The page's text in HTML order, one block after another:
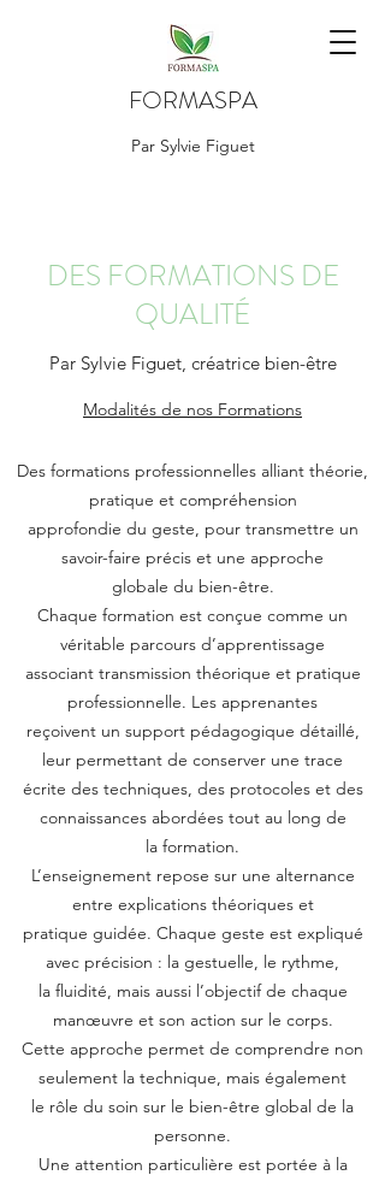
FORMASPA
Par Sylvie Figuet
DES FORMATIONS DE
QUALITÉ
Par Sylvie Figuet, créatrice bien-être
Modalités de nos Formations
Des formations professionnelles alliant théorie,
pratique et compréhension
approfondie du geste, pour transmettre un
savoir-faire précis et une approche
globale du bien-être.
Chaque formation est conçue comme un
véritable parcours d’apprentissage
associant transmission théorique et pratique
professionnelle. Les apprenantes
reçoivent un support pédagogique détaillé,
leur permettant de conserver une trace
écrite des techniques, des protocoles et des
connaissances abordées tout au long de
la formation.
L’enseignement repose sur une alternance
entre explications théoriques et
pratique guidée. Chaque geste est expliqué
avec précision : la gestuelle, le rythme,
la fluidité, mais aussi l’objectif de chaque
manœuvre et son action sur le corps.
Cette approche permet de comprendre non
seulement la technique, mais également
le rôle du soin sur le bien-être global de la
personne.
Une attention particulière est portée à la